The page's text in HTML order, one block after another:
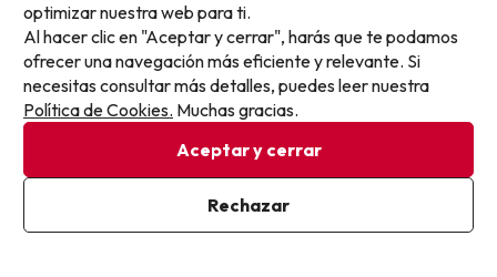
menos.
Apúntate y que el próximo no se te escape.
Pon tu mejor e-mail
Ya estoy suscrito
Al suscribirte, confirmas haber leído y estar de acuerdo con la
Sobre Buscounchollo.com
¿Quiénes somos?
Buscounchollo en los medios
Top destinos
Hoteles Andalucía
Hoteles Andorra
Top viajes destacados
optimizar nuestra web para ti.
Al hacer clic en "Aceptar y cerrar", harás que te podamos
ofrecer una navegación más eficiente y relevante. Si
necesitas consultar más detalles, puedes leer nuestra
Política de Cookies. Muchas gracias.
Aceptar y cerrar
Rechazar